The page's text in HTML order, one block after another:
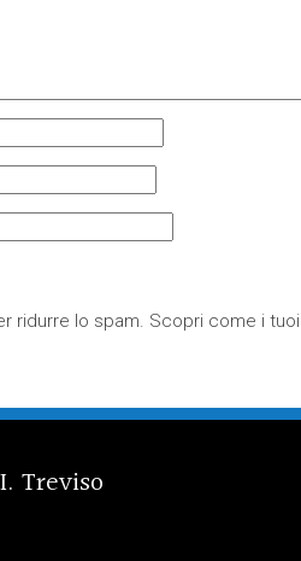
ridurre lo spam. Scopri come i
Treviso